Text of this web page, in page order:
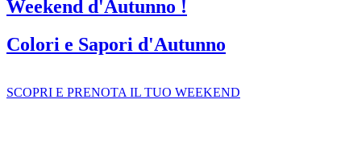
Weekend d'Autunno !
Colori e Sapori d'Autunno
SCOPRI E PRENOTA IL TUO WEEKEND